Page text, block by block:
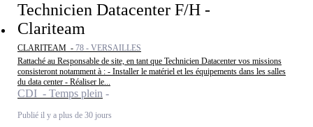
Technicien Datacenter F/H -
Clariteam
CLARITEAM - 78 - VERSAILLES
Rattaché au Responsable de site, en tant que Technicien Datacenter vos missions
consisteront notamment à : - Installer le matériel et les équipements dans les salles
du data center - Réaliser le...
CDI - Temps plein
Publié il y a plus de 30 jours